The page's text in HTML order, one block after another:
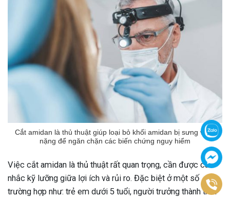
Cắt amidan là thủ thuật giúp loại bỏ khối amidan bị sưng viêm
nặng để ngăn chặn các biến chứng nguy hiểm
Việc cắt amidan là thủ thuật rất quan trọng, cần được cân
nhắc kỹ lưỡng giữa lợi ích và rủi ro. Đặc biệt ở một số
trường hợp như: trẻ em dưới 5 tuổi, người trưởng thành trên